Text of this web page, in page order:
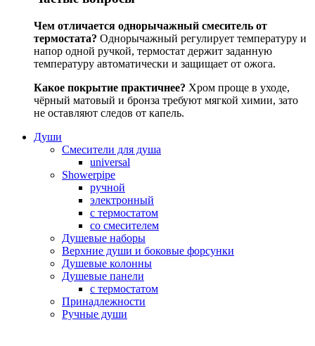
Чем отличается однорычажный смеситель от
термостата? Однорычажный регулирует температуру и
напор одной ручкой, термостат держит заданную
температуру автоматически и защищает от ожога.
Какое покрытие практичнее? Хром проще в уходе,
чёрный матовый и бронза требуют мягкой химии, зато
не оставляют следов от капель.
Души
Смесители для душа
universal
Showerpipe
ручной
электронный
с термостатом
со смесителем
Душевые наборы
Верхние души и боковые форсунки
Душевые колонны
Душевые панели
с термостатом
Принадлежности
Ручные души